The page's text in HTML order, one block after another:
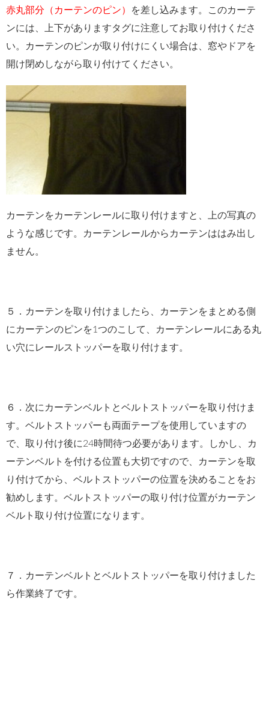
赤丸部分（カーテンのピン）
を差し込みます。このカーテ
ンには、上下がありますタグに注意してお取り付けくださ
い。カーテンのピンが取り付けにくい場合は、窓やドアを
開け閉めしながら取り付けてください。
カーテンをカーテンレールに取り付けますと、上の写真の
ような感じです。カーテンレールからカーテンははみ出し
ません。
５．カーテンを取り付けましたら、カーテンをまとめる側
にカーテンのピンを1つのこして、カーテンレールにある丸
い穴にレールストッパーを取り付けます。
６．次にカーテンベルトとベルトストッパーを取り付けま
す。ベルトストッパーも両面テープを使用していますの
で、取り付け後に24時間待つ必要があります。しかし、カ
ーテンベルトを付ける位置も大切ですので、カーテンを取
り付けてから、ベルトストッパーの位置を決めることをお
勧めします。ベルトストッパーの取り付け位置がカーテン
ベルト取り付け位置になります。
７．カーテンベルトとベルトストッパーを取り付けました
ら作業終了です。